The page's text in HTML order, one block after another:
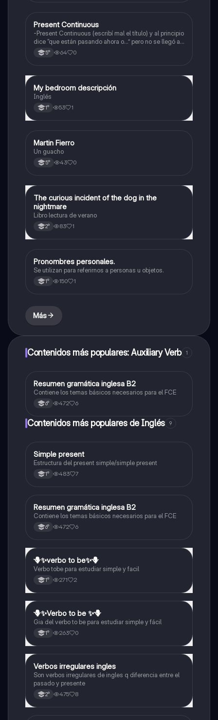
Inglés
Present Continuous
-Present Continuous (escribí mal el título) y al principio
dice “que están pasando ahora o…” pero no se llegó a
ver 5° 64 0
Inglés
My bedroom descripción
Inglés
1° 53 1
Inglés
Martin Fierro
Un guacho
5° 43 0
Inglés
The curious incident of the dog in the
nightmare
Libro lectura de verano
2° 83 1
Inglés
Pronombres personales.
Se utilizan para referirnos a personas u objetos.
1° 150 1
Más
Contenidos más populares: Auxiliary Verb 1
Inglés
Resumen gramática inglesa B2
Contiene los temas básicos necesarios para el FCE
6° 472 6
Contenidos más populares de Inglés 9
Inglés
Simple present
Estructura del present simple/simple present
1° 483 7
Inglés
Resumen gramática inglesa B2
Contiene los temas básicos necesarios para el FCE
6° 472 6
Inglés
🪻✨️verbo to be✨️🪻
Verbo tobe para estudiar simple y facil
1° 271 2
Inglés
🪻✨️Verbo to be ✨️🪻
Gia del verbo to be para estudiar simple y fácil
1° 263 0
Inglés
Verbos irregulares ingles
Son verbos irregulares de ingles q diferencia entre el
pasado y presente
2° 475 8